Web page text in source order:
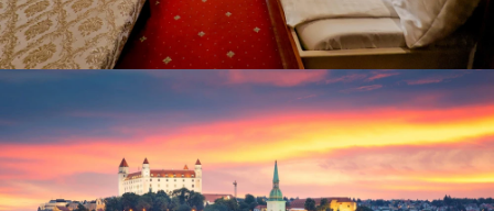
Kabinenbeispiel Oberdeck MS Katharina